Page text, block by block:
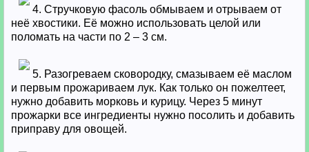
4. Стручковую фасоль обмываем и отрываем от
неё хвостики. Её можно использовать целой или
поломать на части по 2 – 3 см.
5. Разогреваем сковородку, смазываем её маслом
и первым прожариваем лук. Как только он пожелтеет,
нужно добавить морковь и курицу. Через 5 минут
прожарки все ингредиенты нужно посолить и добавить
приправу для овощей.